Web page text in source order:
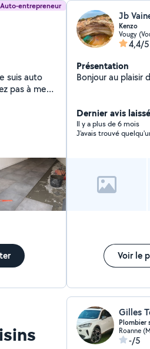
Auto-entrepreneur
suis auto
pas à me
Jb
Kenzo
Vougy
4,4/5
Présentation
Bonjour au plaisir
Dernier avis
Il y a plus de 6 mois
J'avais trouvé
Voir le
Gilles
Plombier
Roanne
-/5